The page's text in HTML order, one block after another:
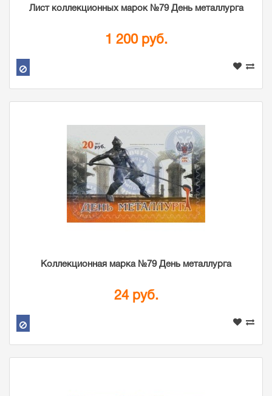
Лист коллекционных марок №79 День металлурга
1 200 руб.
Коллекционная марка №79 День металлурга
24 руб.